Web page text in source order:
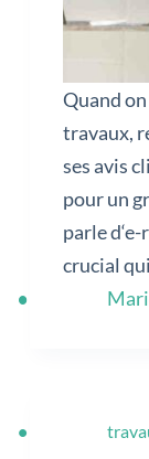
Quand
travaux,
ses avis
pour un
parle
crucial